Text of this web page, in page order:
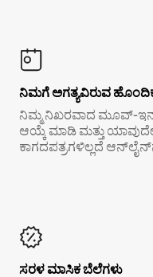
ನಿಮಗೆ ಅಗತ್ಯವಿರುವ
ನಿಮ್ಮ ನಿಖರವಾದ ಮೂವ್-
ಆಯ್ಕೆ ಮಾಡಿ ಮತ್ತು
ಕಾಗದಪತ್ರಗಳಿಲ್ಲದೆ
ಸರಳ ಮಾಸಿಕ ಬೆಲೆಗಳು